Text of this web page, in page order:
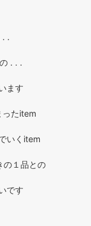
. .
. . .
ます
ったitem
いくitem
の１品との
です